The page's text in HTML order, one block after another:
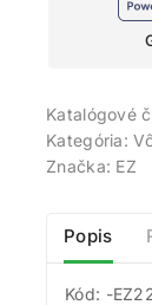
Katalógové
Kategória:
Značka: EZ
Popis
Kód: -